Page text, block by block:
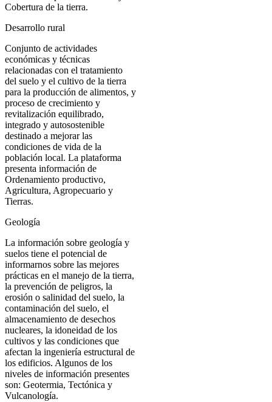
Cobertura de la tierra.
Desarrollo rural
Conjunto de actividades
económicas y técnicas
relacionadas con el tratamiento
del suelo y el cultivo de la tierra
para la producción de alimentos, y
proceso de crecimiento y
revitalización equilibrado,
integrado y autosostenible
destinado a mejorar las
condiciones de vida de la
población local. La plataforma
presenta información de
Ordenamiento productivo,
Agricultura, Agropecuario y
Tierras.
Geología
La información sobre geología y
suelos tiene el potencial de
informarnos sobre las mejores
prácticas en el manejo de la tierra,
la prevención de peligros, la
erosión o salinidad del suelo, la
contaminación del suelo, el
almacenamiento de desechos
nucleares, la idoneidad de los
cultivos y las condiciones que
afectan la ingeniería estructural de
los edificios. Algunos de los
niveles de información presentes
son: Geotermia, Tectónica y
Vulcanología.